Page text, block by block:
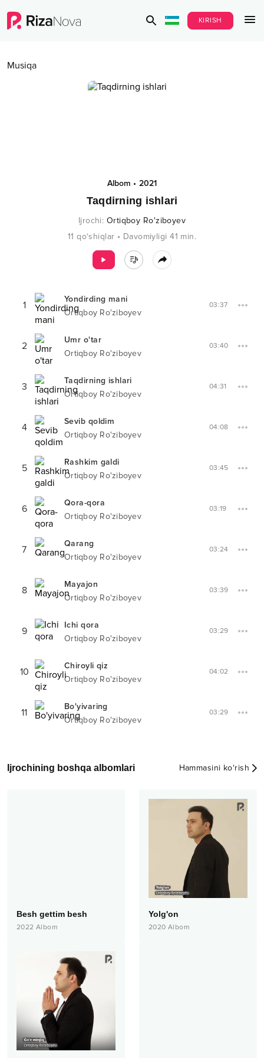
KIRISH
Musiqa
Albom • 2021
Taqdirning ishlari
Ijrochi: Ortiqboy Ro'ziboyev
11 qo‘shiqlar • Davomiyligi 41 min.
1
Yondirding mani
Ortiqboy Ro'ziboyev
03:37
2
Umr o'tar
Ortiqboy Ro'ziboyev
03:40
3
Taqdirning ishlari
Ortiqboy Ro'ziboyev
04:31
4
Sevib qoldim
Ortiqboy Ro'ziboyev
04:08
5
Rashkim galdi
Ortiqboy Ro'ziboyev
03:45
6
Qora-qora
Ortiqboy Ro'ziboyev
03:19
7
Qarang
Ortiqboy Ro'ziboyev
03:24
8
Mayajon
Ortiqboy Ro'ziboyev
03:39
9
Ichi qora
Ortiqboy Ro'ziboyev
03:29
10
Chiroyli qiz
Ortiqboy Ro'ziboyev
04:02
11
Bo'yivaring
Ortiqboy Ro'ziboyev
03:29
Ijrochining boshqa albomlari Hammasini ko‘rish
Besh gettim besh
2022 Albom
Yolg'on
2020 Albom